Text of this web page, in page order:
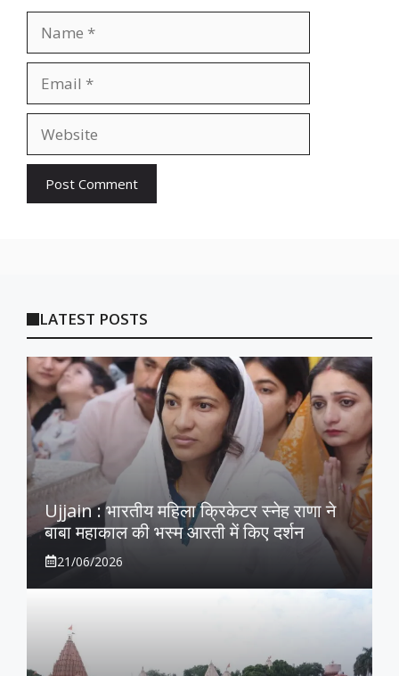
LATEST POSTS
Ujjain : भारतीय महिला क्रिकेटर स्नेह राणा ने
बाबा महाकाल की भस्म आरती में किए दर्शन
21/06/2026